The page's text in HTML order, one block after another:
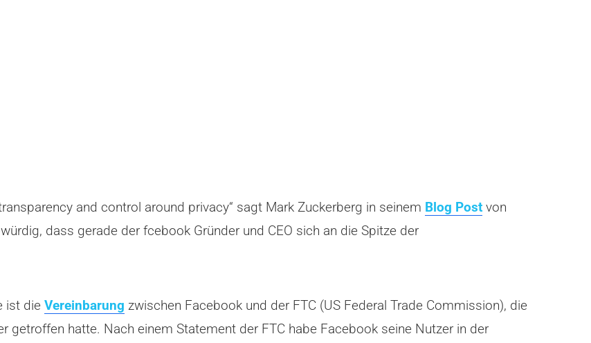
and control around privacy“ sagt Mark Zuckerberg in seinem Blog Post von
dass gerade der fcebook Gründer und CEO sich an die Spitze der
ist die Vereinbarung zwischen Facebook und der FTC (US Federal Trade Commission), die
getroffen hatte. Nach einem Statement der FTC habe Facebook seine Nutzer in der